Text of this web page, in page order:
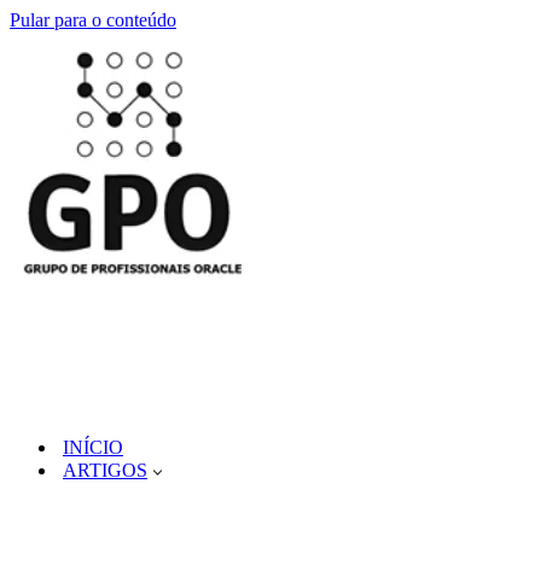
Pular para o conteúdo
INÍCIO
ARTIGOS